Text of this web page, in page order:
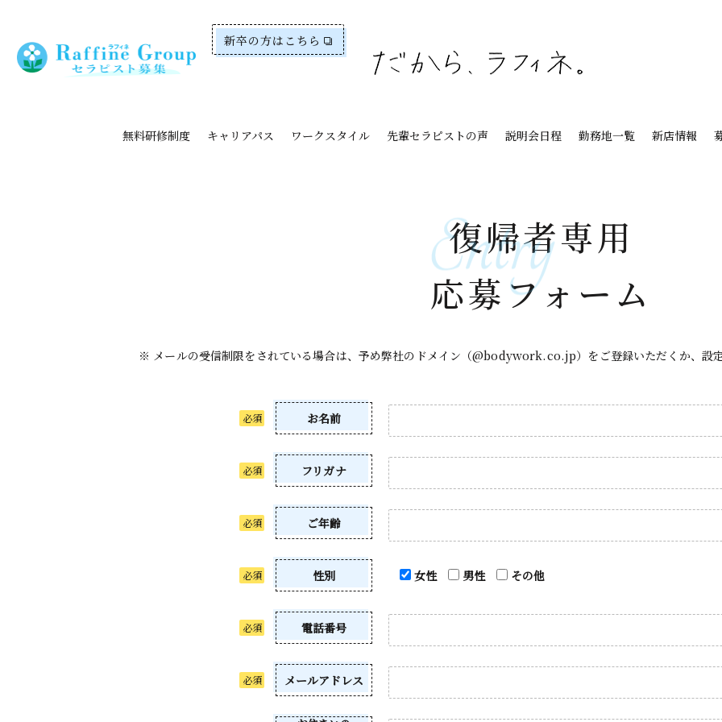
新卒の方はこちら
無料研修制度 キャリアパス ワークスタイル 先輩セラピストの声 説明会日程 勤務地一覧 新店情報
復帰者専用
応募フォーム
※ メールの受信制限をされている場合は、予め弊社のドメイン（@bodywork.co.jp）をご登録いただくか、設
お名前
フリガナ
ご年齢
性別 女性 男性 その他
電話番号
メールアドレス